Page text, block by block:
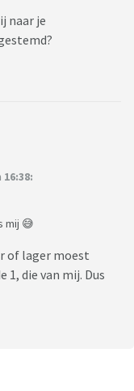
naar je
mij 😅
of lager moest
1, die van mij. Dus